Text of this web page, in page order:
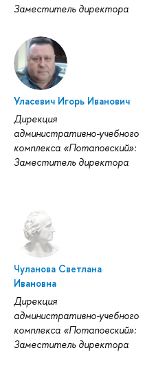
Заместитель директора
Уласевич Игорь Иванович
Дирекция
административно-учебного
комплекса «Потаповский»:
Заместитель директора
Чуланова Светлана
Ивановна
Дирекция
административно-учебного
комплекса «Потаповский»:
Заместитель директора